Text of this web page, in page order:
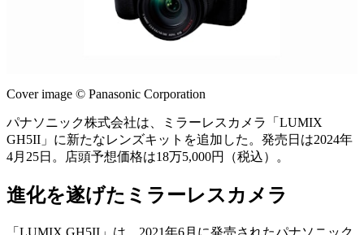
Cover image © Panasonic Corporation
パナソニック株式会社は、ミラーレスカメラ「LUMIX
GH5II」に新たなレンズキットを追加した。発売日は2024年
4月25日。店頭予想価格は18万5,000円（税込）。
進化を遂げたミラーレスカメラ